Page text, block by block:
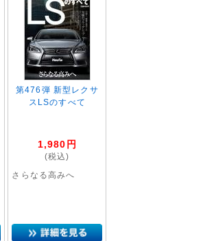
第476弾 新型レクサ
スLSのすべて
1,980 円
(税込)
さらなる高みへ